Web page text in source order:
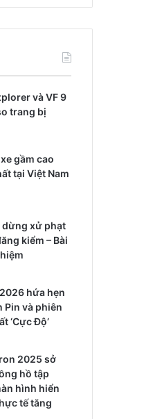
và VF 9
trang bị
gầm cao
tại Việt Nam
dừng xử phạt
kiểm – Bài
hứa hẹn
Pin và phiên
‘Cực Độ’
2025 sở
hồ tập
hình hiển
tế tăng